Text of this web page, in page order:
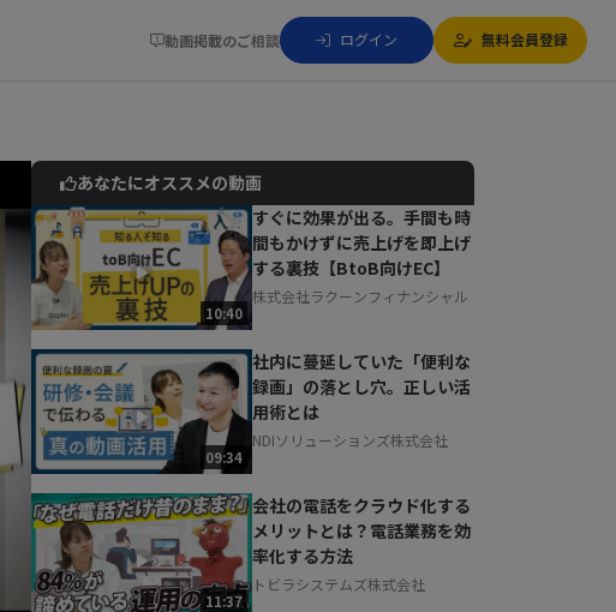
動画掲載のご相談 ログイン 無料会員登録
動画でご紹介しているサービスについて
お気軽にご相談・ご質問いただけます！
30秒でお申し込み可能
相談を希望する 無料
あなたにオススメの動画
10:40
すぐに効果が出る。手間も時
間もかけずに売上げを即上げ
する裏技【BtoB向けEC】
株式会社ラクーンフィナンシャル
09:34
社内に蔓延していた「便利な
録画」の落とし穴。正しい活
用術とは
NDIソリューションズ株式会社
11:37
会社の電話をクラウド化する
メリットとは？電話業務を効
率化する方法
トビラシステムズ株式会社